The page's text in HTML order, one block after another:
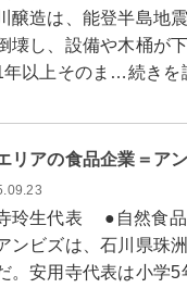
醸造は、能登半島地
壊し、設備や木桶が
年以上そのま…続きを
リアの食品企業＝
玲生代表 ●自然食
ンビズは、石川県珠
。安用寺代表は小学